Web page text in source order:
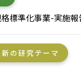
標準化事業-実施報
の研究テーマ